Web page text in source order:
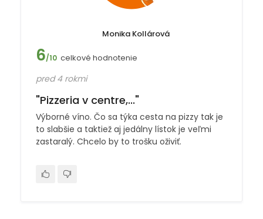
Monika Kollárová
6/10 celkové hodnotenie
pred 4 rokmi
"Pizzeria v centre,..."
Výborné víno. Čo sa týka cesta na pizzy tak je
to slabšie a taktiež aj jedálny lístok je veľmi
zastaralý. Chcelo by to trošku oživiť.